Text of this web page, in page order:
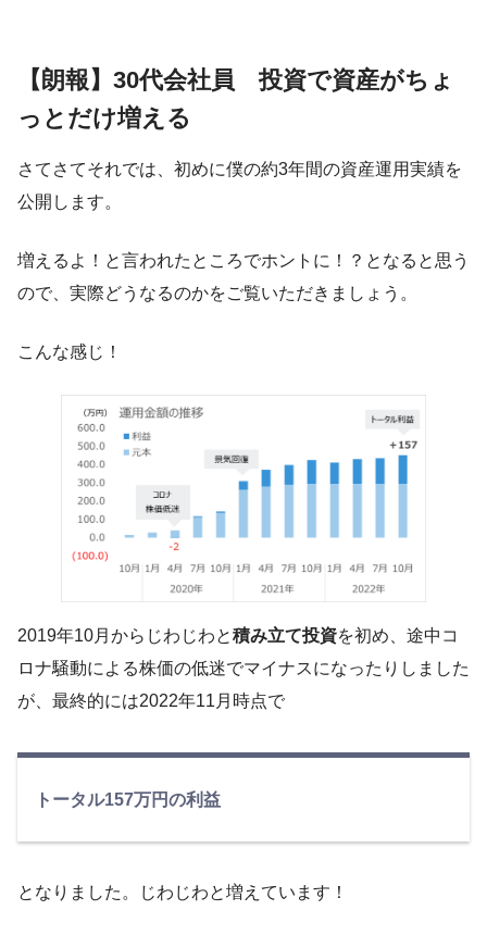
【朗報】30代会社員 投資で資産がちょ
っとだけ増える
さてさてそれでは、初めに僕の約3年間の資産運用実績を
公開します。
増えるよ！と言われたところでホントに！？となると思う
ので、実際どうなるのかをご覧いただきましょう。
こんな感じ！
2019年10月からじわじわと積み立て投資を初め、途中コ
ロナ騒動による株価の低迷でマイナスになったりしました
が、最終的には2022年11月時点で
トータル157万円の利益
となりました。じわじわと増えています！